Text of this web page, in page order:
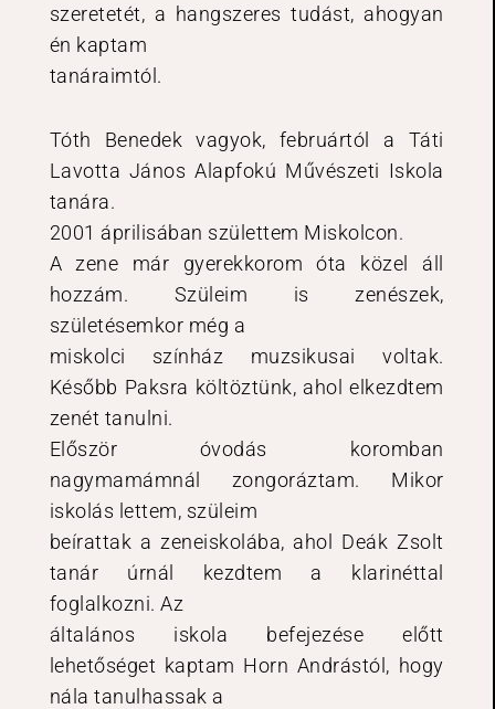
szeretetét, a hangszeres tudást, ahogyan
én kaptam
tanáraimtól.
Tóth Benedek vagyok, februártól a Táti
Lavotta János Alapfokú Művészeti Iskola
tanára.
2001 áprilisában születtem Miskolcon.
A zene már gyerekkorom óta közel áll
hozzám. Szüleim is zenészek,
születésemkor még a
miskolci színház muzsikusai voltak.
Később Paksra költöztünk, ahol elkezdtem
zenét tanulni.
Először óvodás koromban
nagymamámnál zongoráztam. Mikor
iskolás lettem, szüleim
beírattak a zeneiskolába, ahol Deák Zsolt
tanár úrnál kezdtem a klarinéttal
foglalkozni. Az
általános iskola befejezése előtt
lehetőséget kaptam Horn Andrástól, hogy
nála tanulhassak a